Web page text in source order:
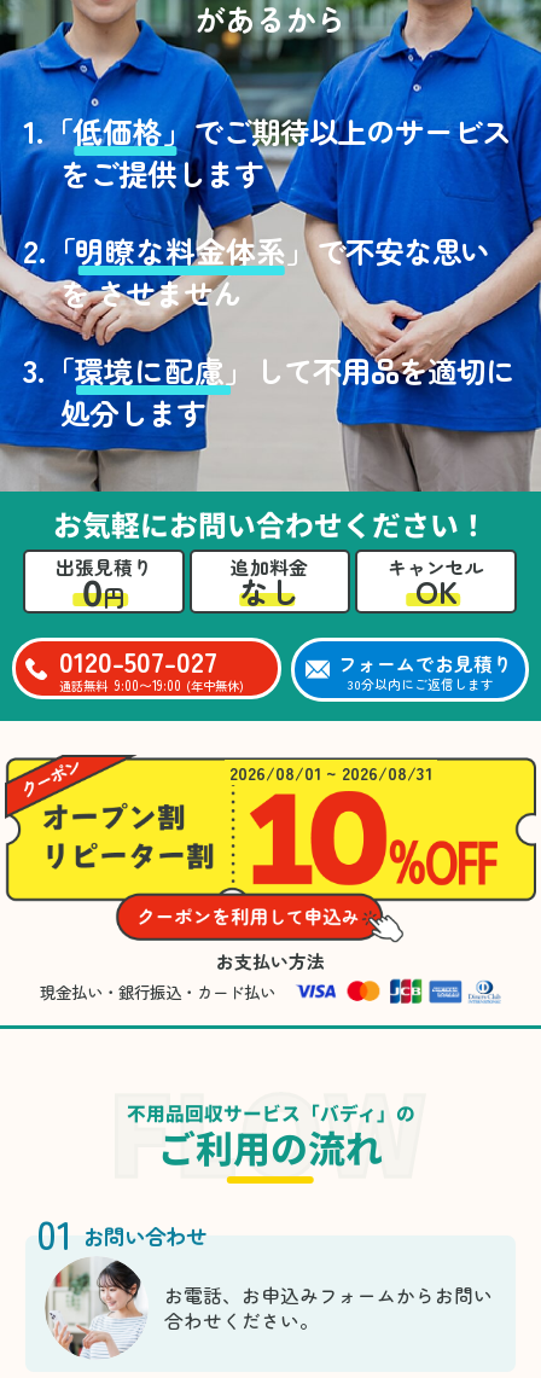
があるから
1.「低価格」でご期待以上のサービス
をご提供します
2.「明瞭な料金体系」で不安な思い
を させません
3. 「環境に配慮」
して不用品を適切に
処分します
お気軽にお問い合わせください！
出張見積り
0円
追加料金
なし
キャンセル
OK
0120-507-027
通話無料 9:00〜19:00 (年中無休)
フォームでお見積り
30分以内にご返信します
2026/08/01 ~ 2026/08/31
お支払い方法
現金払い・銀行振込・カード払い
不用品回収サービス「バディ」の
ご利用の流れ
01 お問い合わせ
お電話、お申込みフォームからお問い
合わせください。